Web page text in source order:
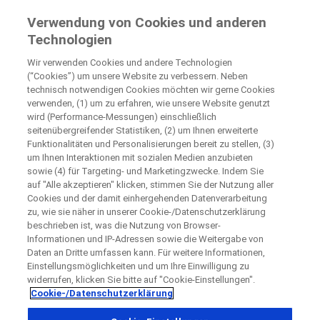
Klinische Studien für Patienten
by Roche
Disease Area Overview
Cancer
Renal Cell Cancer
Renal Cell Cancer
(RCC)
What isrenal cell carcinomaor
The kidneys are part of the ‘urinary system’, found near the
Schließen
Kontaktieren Sie uns direkt
Land
Deutschland, selected
Schließen
Bitte kontaktieren Sie das Studienzentrum direkt
Angaben zur Person
Vorname
Schließen
Directly contact the sponsor for questions
Schließen
Request a call back
Vorname
Nachname
Verwendung von Cookies und anderen
Technologien
Wir verwenden Cookies und andere Technologien
(“Cookies”) um unsere Website zu verbessern. Neben
technisch notwendigen Cookies möchten wir gerne Cookies
verwenden, (1) um zu erfahren, wie unsere Website genutzt
wird (Performance-Messungen) einschließlich
seitenübergreifender Statistiken, (2) um Ihnen erweiterte
Funktionalitäten und Personalisierungen bereit zu stellen, (3)
um Ihnen Interaktionen mit sozialen Medien anzubieten
sowie (4) für Targeting- und Marketingzwecke. Indem Sie
auf "Alle akzeptieren" klicken, stimmen Sie der Nutzung aller
Cookies und der damit einhergehenden Datenverarbeitung
zu, wie sie näher in unserer Cookie-/Datenschutzerklärung
beschrieben ist, was die Nutzung von Browser-
Informationen und IP-Adressen sowie die Weitergabe von
Daten an Dritte umfassen kann. Für weitere Informationen,
Einstellungsmöglichkeiten und um Ihre Einwilligung zu
widerrufen, klicken Sie bitte auf "Cookie-Einstellungen".
Cookie-/Datenschutzerklärung